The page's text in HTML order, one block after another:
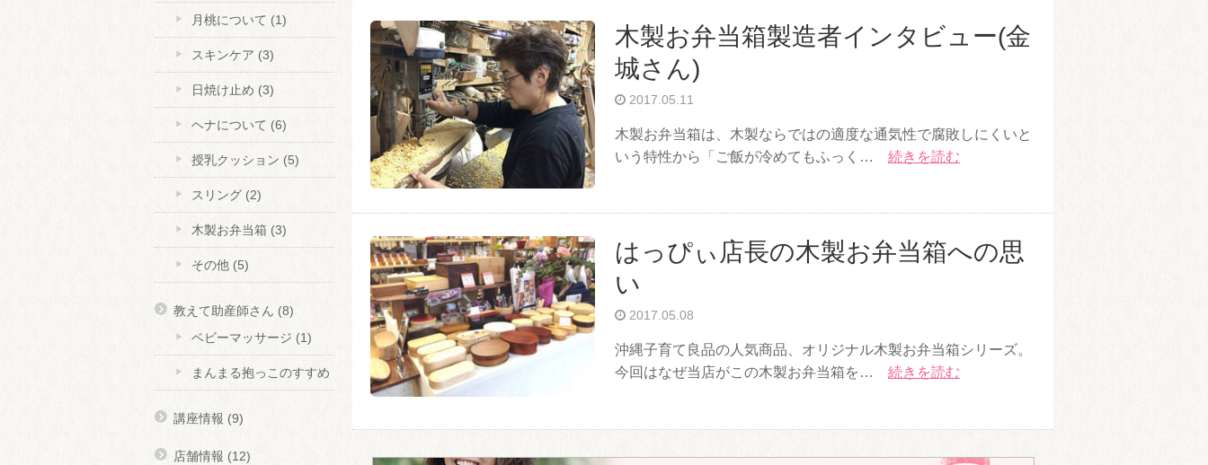
木製お弁当箱製造者インタビュー(金
城さん)
2017.05.11
木製お弁当箱は、木製ならではの適度な通気性で腐敗しにくいと
いう特性から「ご飯が冷めてもふっく… 続きを読む
はっぴぃ店長の木製お弁当箱への思
い
2017.05.08
沖縄子育て良品の人気商品、オリジナル木製お弁当箱シリーズ。
今回はなぜ当店がこの木製お弁当箱を… 続きを読む
月桃について (1)
スキンケア (3)
日焼け止め (3)
ヘナについて (6)
授乳クッション (5)
スリング (2)
木製お弁当箱 (3)
その他 (5)
教えて助産師さん (8)
ベビーマッサージ (1)
まんまる抱っこのすすめ
講座情報 (9)
店舗情報 (12)